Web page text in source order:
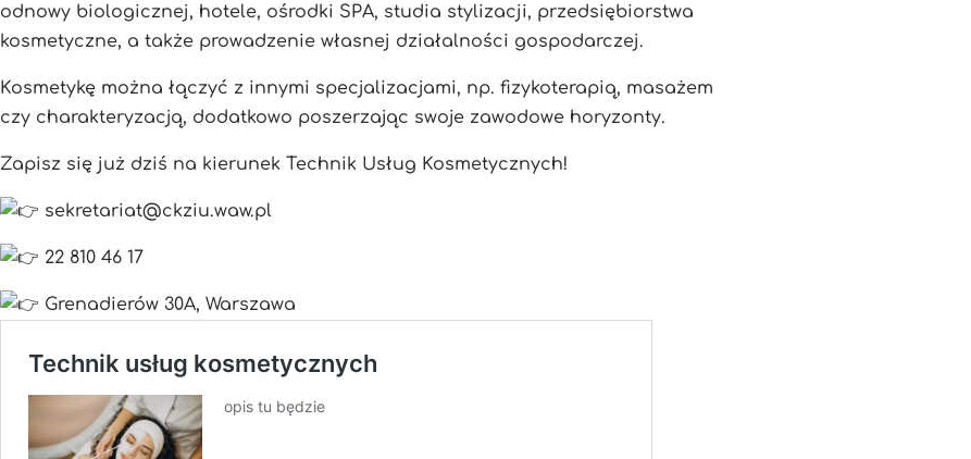
odnowy biologicznej, hotele, ośrodki SPA, studia stylizacji, przedsiębiorstwa
kosmetyczne, a także prowadzenie własnej działalności gospodarczej.
Kosmetykę można łączyć z innymi specjalizacjami, np. fizykoterapią, masażem
czy charakteryzacją, dodatkowo poszerzając swoje zawodowe horyzonty.
Zapisz się już dziś na kierunek Technik Usług Kosmetycznych!
sekretariat@ckziu.waw.pl
22 810 46 17
Grenadierów 30A, Warszawa